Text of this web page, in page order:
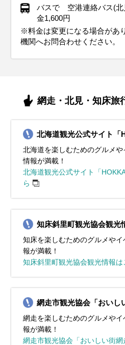
バスで 空港連絡バス(北
金1,600円
※料金は変更になる場合があ
機関へお問合わせください。
網走・北見・知床旅
北海道観光公式サイト「
北海道を楽しむためのグルメ
情報が満載！
北海道観光公式サイト「
ら
知床斜里町観光協会観光
知床を楽しむためのグルメや
報が満載！
知床斜里町観光協会観光情報は
網走市観光協会「おいし
網走を楽しむためのグルメや
報が満載！
網走市観光協会「おいしい街網